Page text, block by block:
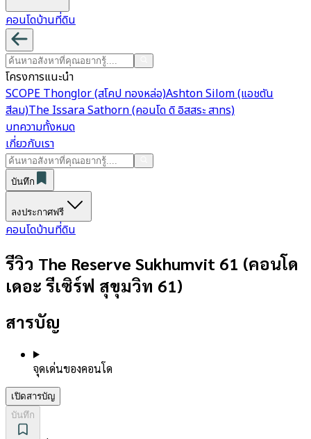
คอนโดบ้านที่ดิน
โครงการแนะนำ
SCOPE Thonglor (สโคป ทองหล่อ)Ashton Silom (แอชตัน
สีลม)The Issara Sathorn (คอนโด ดิ อิสสระ สาทร)
บทความทั้งหมด
เกี่ยวกับเรา
บันทึก
ลงประกาศฟรี
คอนโดบ้านที่ดิน
รีวิว The Reserve Sukhumvit 61 (คอนโด
เดอะ รีเซิร์ฟ สุขุมวิท 61)
สารบัญ
จุดเด่นของคอนโด
เปิดสารบัญ
บันทึก